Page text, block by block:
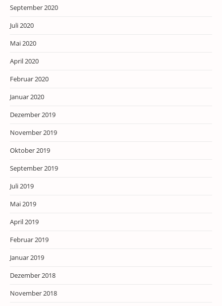
September 2020
Juli 2020
Mai 2020
April 2020
Februar 2020
Januar 2020
Dezember 2019
November 2019
Oktober 2019
September 2019
Juli 2019
Mai 2019
April 2019
Februar 2019
Januar 2019
Dezember 2018
November 2018